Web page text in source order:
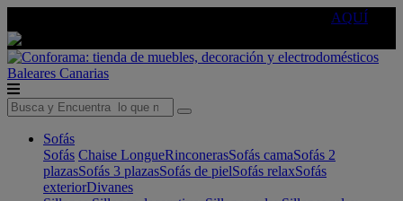
AQUÍ
Baleares Canarias
Sofás
Sofás Chaise LongueRinconerasSofás camaSofás 2
plazasSofás 3 plazasSofás de pielSofás relaxSofás
exteriorDivanes